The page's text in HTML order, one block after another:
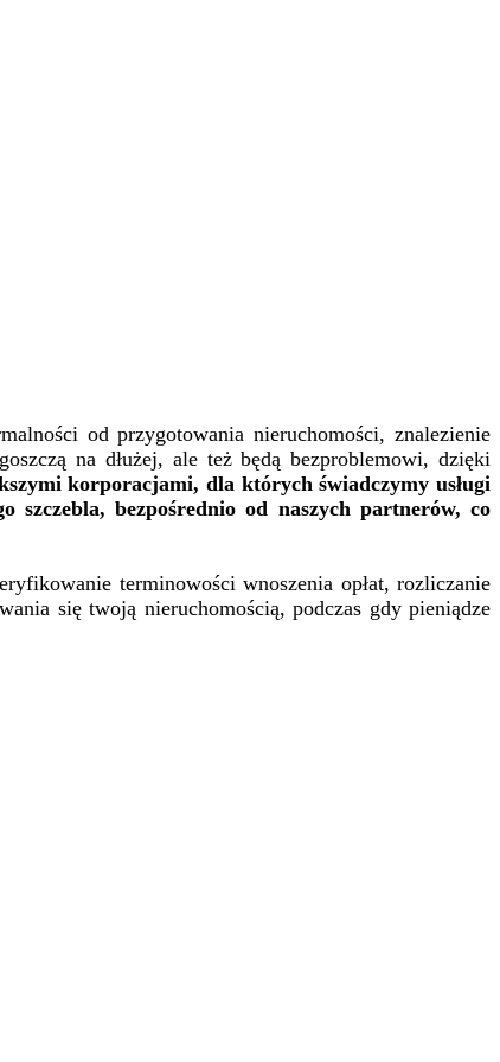
od przygotowania nieruchomości, znalezienie
na dłużej, ale też będą bezproblemowi, dzięki
korporacjami, dla których świadczymy usługi
szczebla, bezpośrednio od naszych partnerów, co
terminowości wnoszenia opłat, rozliczanie
się twoją nieruchomością, podczas gdy pieniądze